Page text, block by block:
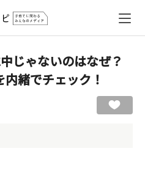
じゃないのはなぜ？
緒でチェック！